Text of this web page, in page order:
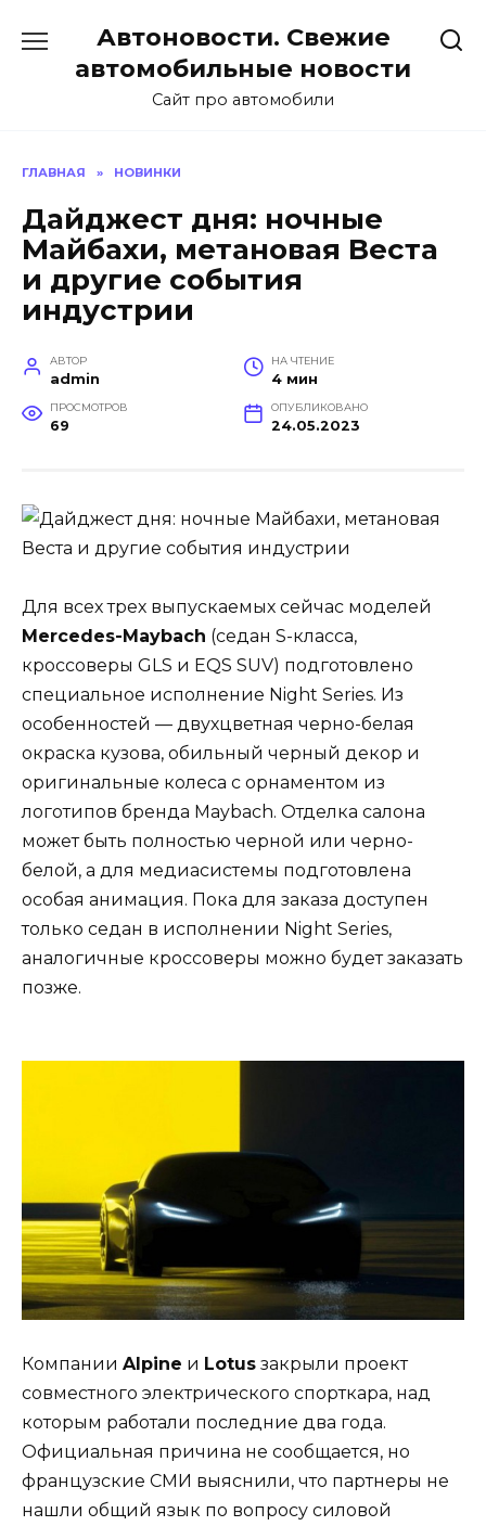
содержанию
Автоновости. Свежие
автомобильные новости
Сайт про автомобили
ГЛАВНАЯ » НОВИНКИ
Дайджест дня: ночные
Майбахи, метановая Веста
и другие события
индустрии
АВТОР
admin
НА ЧТЕНИЕ
4 мин
ПРОСМОТРОВ
69
ОПУБЛИКОВАНО
24.05.2023
Для всех трех выпускаемых сейчас моделей
Mercedes-Maybach (седан S-класса,
кроссоверы GLS и EQS SUV) подготовлено
специальное исполнение Night Series. Из
особенностей — двухцветная черно-белая
окраска кузова, обильный черный декор и
оригинальные колеса с орнаментом из
логотипов бренда Maybach. Отделка салона
может быть полностью черной или черно-
белой, а для медиасистемы подготовлена
особая анимация. Пока для заказа доступен
только седан в исполнении Night Series,
аналогичные кроссоверы можно будет заказать
позже.
Компании Alpine и Lotus закрыли проект
совместного электрического спорткара, над
которым работали последние два года.
Официальная причина не сообщается, но
французские СМИ выяснили, что партнеры не
нашли общий язык по вопросу силовой